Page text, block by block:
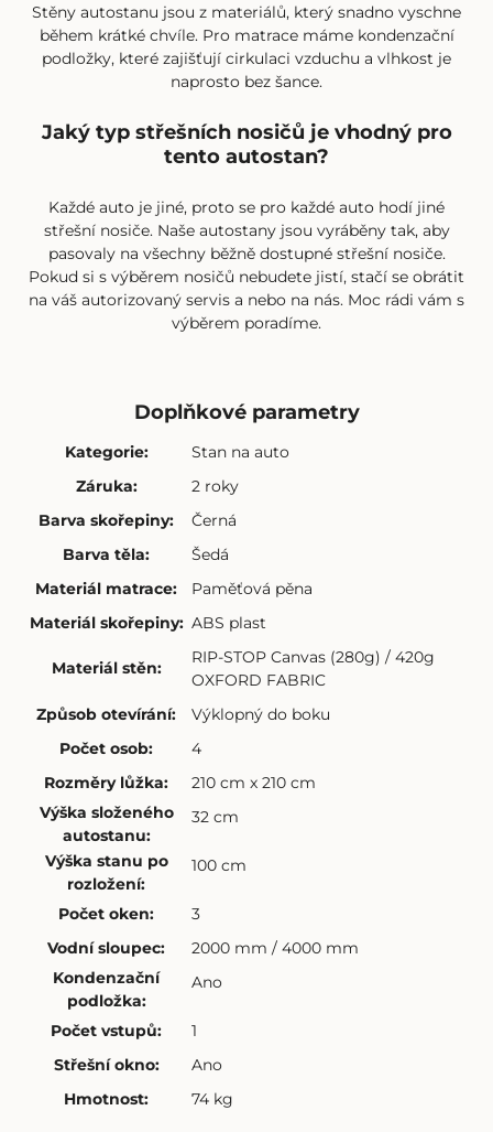
Stěny autostanu jsou z materiálů, který snadno vyschne
během krátké chvíle. Pro matrace máme kondenzační
podložky, které zajišťují cirkulaci vzduchu a vlhkost je
naprosto bez šance.
Jaký typ střešních nosičů je vhodný pro
tento autostan?
Každé auto je jiné, proto se pro každé auto hodí jiné
střešní nosiče. Naše autostanyjsou vyráběny tak, aby
pasovaly na všechny běžně dostupné střešní nosiče.
Pokud si s výběrem nosičů nebudete jistí, stačí se obrátit
na váš autorizovaný servis a nebo na nás. Moc rádi vám s
výběrem poradíme.
Doplňkové parametry
Kategorie:
Stan na auto
Záruka:
2 roky
Barva skořepiny:
Černá
Barva těla:
Šedá
Materiál matrace:
Paměťová pěna
Materiál skořepiny: ABS plast
Materiál stěn:
RIP-STOP Canvas (280g) / 420g
OXFORD FABRIC
Způsob otevírání:
Výklopný do boku
Počet osob:
4
Rozměry lůžka:
210 cm x 210 cm
Výška složeného
autostanu:
32 cm
Výška stanu po
rozložení:
100 cm
Počet oken:
3
Vodní sloupec:
2000 mm / 4000 mm
Kondenzační
podložka:
Ano
Počet vstupů:
1
Střešní okno:
Ano
Hmotnost: 74 kg